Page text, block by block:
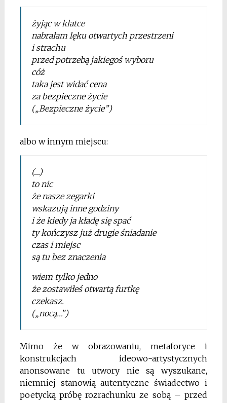
żyjąc w klatce
nabrałam lęku otwartych przestrzeni
i strachu
przed potrzebą jakiegoś wyboru
cóż
taka jest widać cena
za bezpieczne życie
(„Bezpieczne życie”)
albo w innym miejscu:
(…)
to nic
że nasze zegarki
wskazują inne godziny
i że kiedy ja kładę się spać
ty kończysz już drugie śniadanie
czas i miejsc
są tu bez znaczenia
wiem tylko jedno
że zostawiłeś otwartą furtkę
czekasz.
(„nocą…”)
Mimo że w obrazowaniu, metaforyce i
konstrukcjach ideowo-artystycznych
anonsowane tu utwory nie są wyszukane,
niemniej stanowią autentyczneświadectwo i
poetycką próbę rozrachunku ze sobą –przed